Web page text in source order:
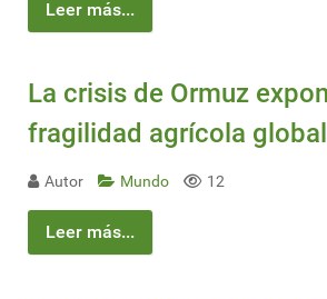
Leer más...
La crisis de Ormuz
fragilidad agrícola
Autor Mundo 12
Leer más...